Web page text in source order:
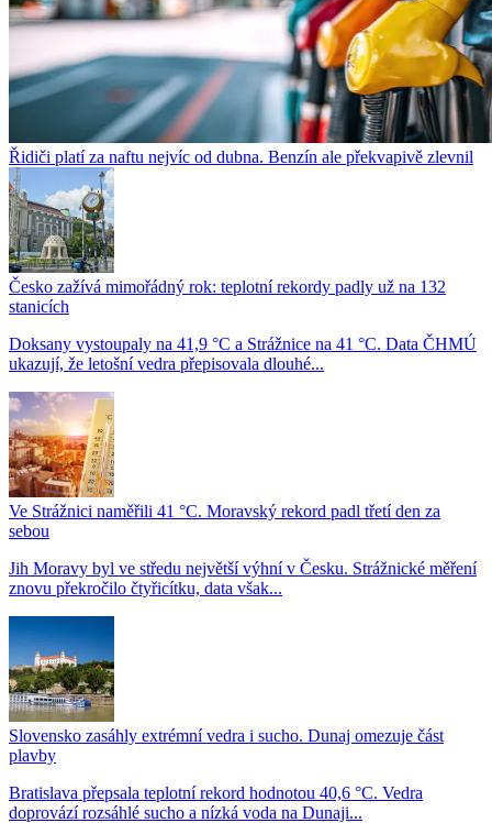
Řidiči platí za naftu nejvíc od dubna. Benzín ale překvapivě zlevnil
Česko zažívá mimořádný rok: teplotní rekordy padly už na 132
stanicích
Doksany vystoupaly na 41,9 °C a Strážnice na 41 °C. Data ČHMÚ
ukazují, že letošní vedra přepisovala dlouhé...
Ve Strážnici naměřili 41 °C. Moravský rekord padl třetí den za
sebou
Jih Moravy byl ve středu největší výhní v Česku. Strážnické měření
znovu překročilo čtyřicítku, data však...
Slovensko zasáhly extrémní vedra i sucho. Dunaj omezuje část
plavby
Bratislava přepsala teplotní rekord hodnotou 40,6 °C. Vedra
doprovází rozsáhlé sucho a nízká voda na Dunaji...